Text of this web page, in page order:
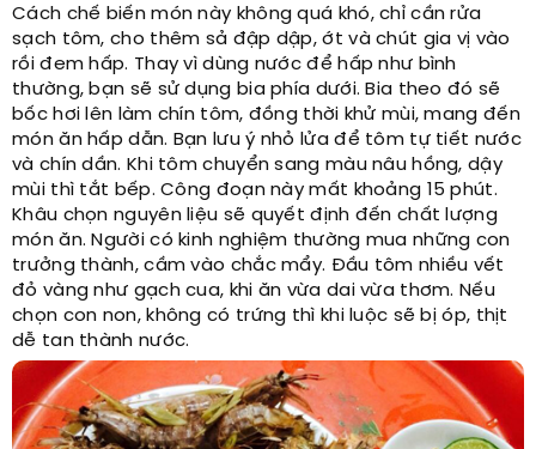
Cách chế biến món này không quá khó, chỉ cần rửa
sạch tôm, cho thêm sả đập dập, ớt và chút gia vị vào
rồi đem hấp. Thay vì dùng nước để hấp như bình
thường, bạn sẽ sử dụng bia phía dưới. Bia theo đó sẽ
bốc hơi lên làm chín tôm, đồng thời khử mùi, mang đến
món ăn hấp dẫn. Bạn lưu ý nhỏ lửa để tôm tự tiết nước
và chín dần. Khi tôm chuyển sang màu nâu hồng, dậy
mùi thì tắt bếp. Công đoạn này mất khoảng 15 phút.
Khâu chọn nguyên liệu sẽ quyết định đến chất lượng
món ăn. Người có kinh nghiệm thường mua những con
trưởng thành, cầm vào chắc mẩy. Đầu tôm nhiều vết
đỏ vàng như gạch cua, khi ăn vừa dai vừa thơm. Nếu
chọn con non, không có trứng thì khi luộc sẽ bị óp, thịt
dễ tan thành nước.